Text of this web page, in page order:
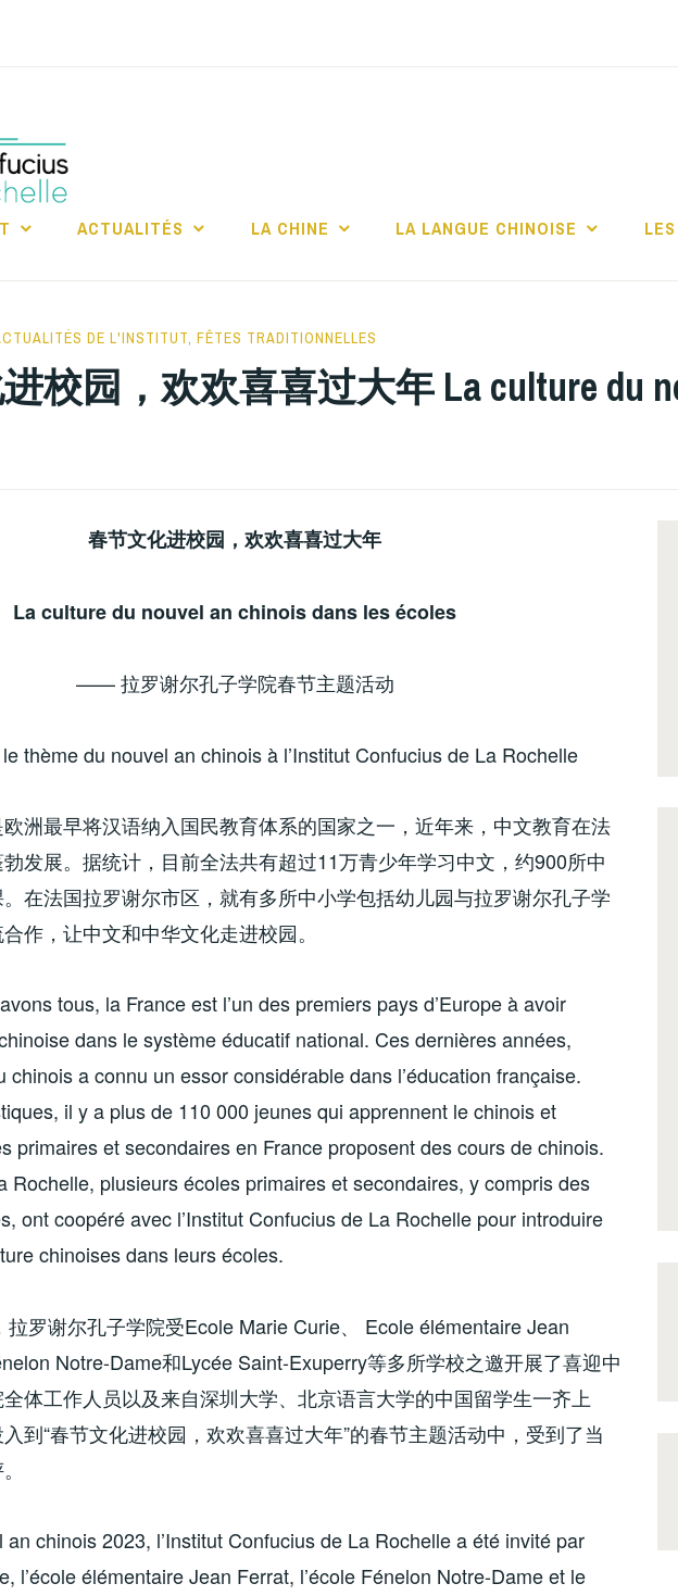
ROCHELLE
ACTUALITÉS LA CHINE LA LANGUE CHINOISE
DE L'INSTITUT FÊTES TRADITIONNELLES
校园，欢欢喜喜过大年 La culture du
春节文化进校园，欢欢喜喜过大年
La culture du nouvel an chinois dans les écoles
—— 拉罗谢尔孔子学院春节主题活动
thème du nouvel an chinois à l’Institut Confucius de La Rochelle
洲最早将汉语纳入国民教育体系的国家之一，近年来，中文教育在法
发展。据统计，目前全法共有超过11万青少年学习中文，约900所中
在法国拉罗谢尔市区，就有多所中小学包括幼儿园与拉罗谢尔孔子学
作，让中文和中华文化走进校园。
tous, la France est l’un des premiers pays d’Europe à avoir
dans le système éducatif national. Ces dernières années,
chinois a connu un essor considérable dans l’éducation française.
il y a plus de 110 000 jeunes qui apprennent le chinois et
primaires et secondaires en France proposent des cours de chinois.
Rochelle, plusieurs écoles primaires et secondaires, y compris des
ont coopéré avec l’Institut Confucius de La Rochelle pour introduire
chinoises dans leurs écoles.
罗谢尔孔子学院受Ecole Marie Curie、 Ecole élémentaire Jean
Notre-Dame和Lycée Saint-Exuperry等多所学校之邀开展了喜迎中
体工作人员以及来自深圳大学、北京语言大学的中国留学生一齐上
到“春节文化进校园，欢欢喜喜过大年”的春节主题活动中，受到了当
an chinois 2023, l’Institut Confucius de La Rochelle a été invité par
l’école élémentaire Jean Ferrat, l’école Fénelon Notre-Dame et le